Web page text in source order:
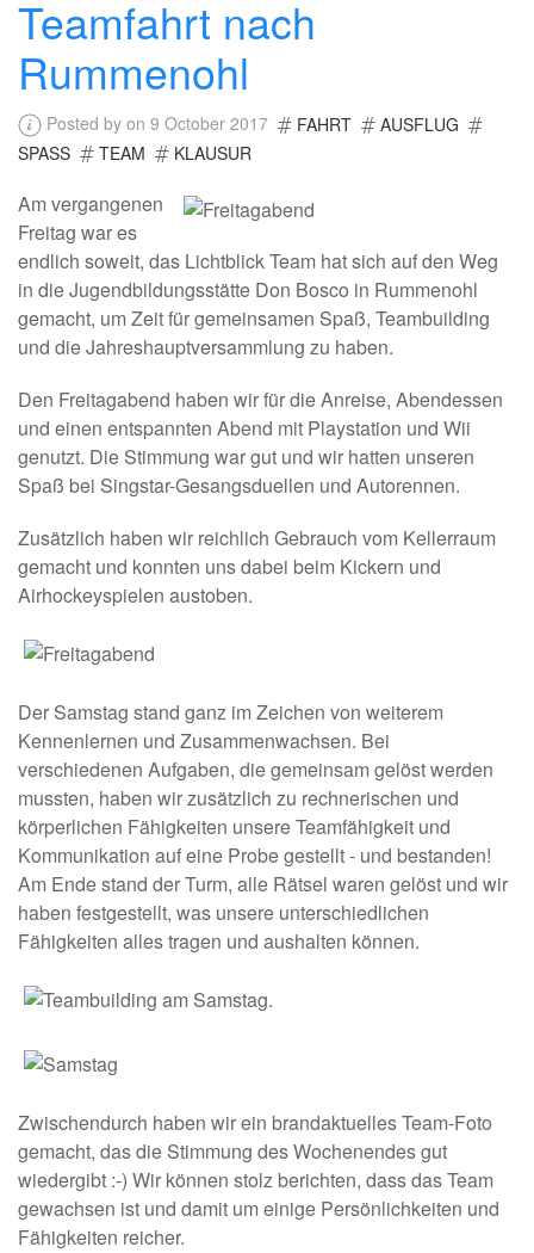
Teamfahrt nach
Rummenohl
Posted by on 9 October 2017 FAHRT
AUSFLUG
SPASS
TEAM KLAUSUR
Am vergangenen
Freitag war es
endlich soweit, das Lichtblick Team hat sich auf den Weg
in die Jugendbildungsstätte Don Bosco in Rummenohl
gemacht, um Zeit für gemeinsamen Spaß, Teambuilding
und die Jahreshauptversammlung zu haben.
Den Freitagabend haben wir für die Anreise, Abendessen
und einen entspannten Abend mit Playstation und Wii
genutzt. Die Stimmung war gut und wir hatten unseren
Spaß bei Singstar-Gesangsduellen und Autorennen.
Zusätzlich haben wir reichlich Gebrauch vom Kellerraum
gemacht und konnten uns dabei beim Kickern und
Airhockeyspielen austoben.
Der Samstag stand ganz im Zeichen von weiterem
Kennenlernen und Zusammenwachsen. Bei
verschiedenen Aufgaben, die gemeinsam gelöst werden
mussten, haben wir zusätzlich zu rechnerischen und
körperlichen Fähigkeiten unsere Teamfähigkeit und
Kommunikation auf eine Probe gestellt - und bestanden!
Am Ende stand der Turm, alle Rätsel waren gelöst und wir
haben festgestellt, was unsere unterschiedlichen
Fähigkeiten alles tragen und aushalten können.
Zwischendurch haben wir ein brandaktuelles Team-Foto
gemacht, das die Stimmung des Wochenendes gut
wiedergibt :-) Wir können stolz berichten, dass das Team
gewachsen ist und damit um einige Persönlichkeiten und
Fähigkeiten reicher.